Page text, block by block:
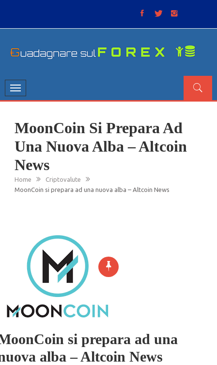
Toggle
navigation
MoonCoin Si Prepara Ad
Una Nuova Alba – Altcoin
News
Home
Criptovalute
MoonCoin si prepara ad una nuova alba – Altcoin News
si prepara ad una
alba – Altcoin News